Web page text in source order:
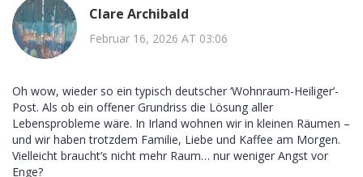
Clare Archibald
Februar 16, 2026 AT 03:06
Oh wow, wieder so ein typisch deutscher ‘Wohnraum-Heiliger’-
Post. Als ob ein offener Grundriss die Lösung aller
Lebensprobleme wäre. In Irland wohnen wir in kleinen Räumen –
und wir haben trotzdem Familie, Liebe und Kaffee am Morgen.
Vielleicht braucht’s nicht mehr Raum… nur weniger Angst vor
Enge?